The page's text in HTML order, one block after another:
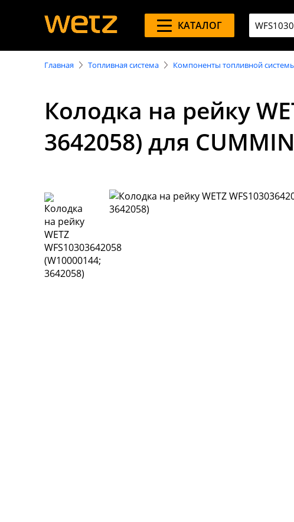
КАТАЛОГ
Главная Топливная система Компоненты топливной
Колодка на рейку
3642058) для